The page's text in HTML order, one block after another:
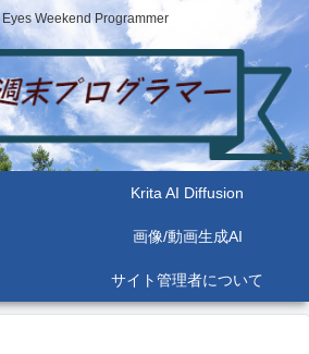
Eyes Weekend Programmer
Krita AI Diffusion
画像/動画生成AI
サイト管理者について